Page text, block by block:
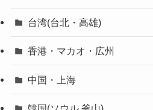
台湾(台北・高雄)
香港・マカオ・広州
中国・上海